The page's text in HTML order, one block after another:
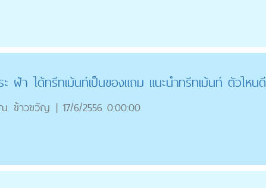
ะ ฝ้า ได้ทรีทเม้นท์เป็นของแถม แนะนำทรีทเม้นท์ ตัวไหนดี
ข้าวขวัญ | 17/6/2556 0:00:00